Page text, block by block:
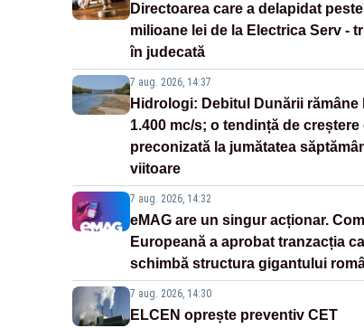
Directoarea care a delapidat
milioane lei de la Electrica Serv -
în judecată
7 aug. 2026, 14:37
Hidrologi: Debitul Dunării rămâne
1.400 mc/s; o tendință de creștere
preconizată la jumătatea
viitoare
7 aug. 2026, 14:32
eMAG are un singur acționar.
Europeană a aprobat tranzacția
schimbă structura gigantului
7 aug. 2026, 14:30
ELCEN oprește preventiv CET